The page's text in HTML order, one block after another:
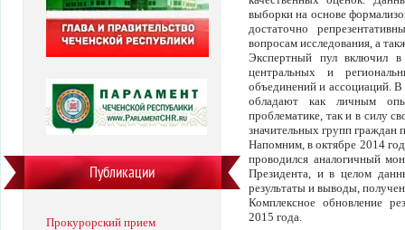
Публикации
Прокурорский прием
выборки на основе
достаточно
вопросам исследования, а
Экспертный пул включил в
центральных и
объединений и ассоциаций. В
обладают как личным
проблематике, так и в силу
значительных групп граждан
Напомним, в октябре 2014
проводился аналогичный
Президента, и в целом
результаты и выводы,
Комплексное обновление
2015 года.